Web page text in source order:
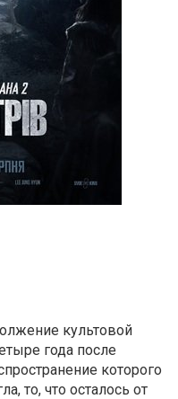
культовой
года после
которого
то, что осталось от